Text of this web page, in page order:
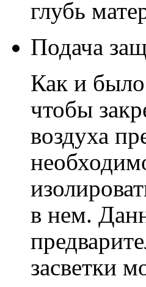
глубь
Подача
Как и
чтобы
воздуха
в нем.
засветки